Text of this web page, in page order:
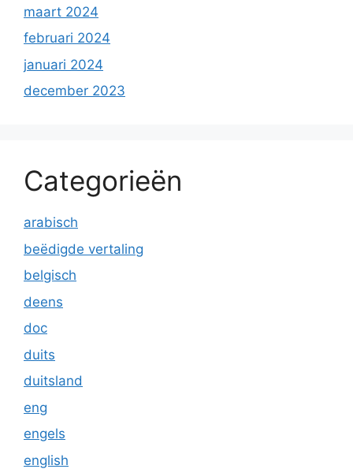
maart 2024
februari 2024
januari 2024
december 2023
Categorieën
arabisch
beëdigde vertaling
belgisch
deens
doc
duits
duitsland
eng
engels
english